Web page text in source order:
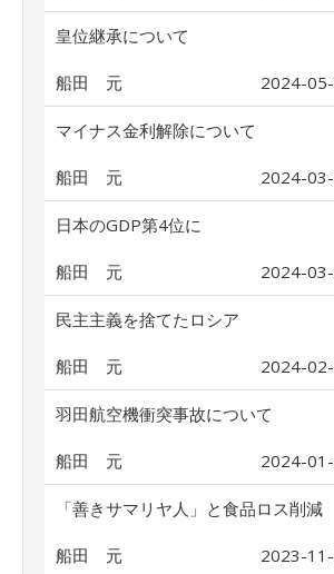
皇位継承について
船田 元 2024-
マイナス金利解除について
船田 元 2024-
日本のGDP第4位に
船田 元 2024-
民主主義を捨てたロシア
船田 元 2024-
羽田航空機衝突事故について
船田 元 2024-
「善きサマリヤ人」と食品ロス削減
船田 元 2023-